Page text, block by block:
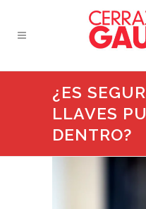
¿ES
LLAVES
DENTRO?